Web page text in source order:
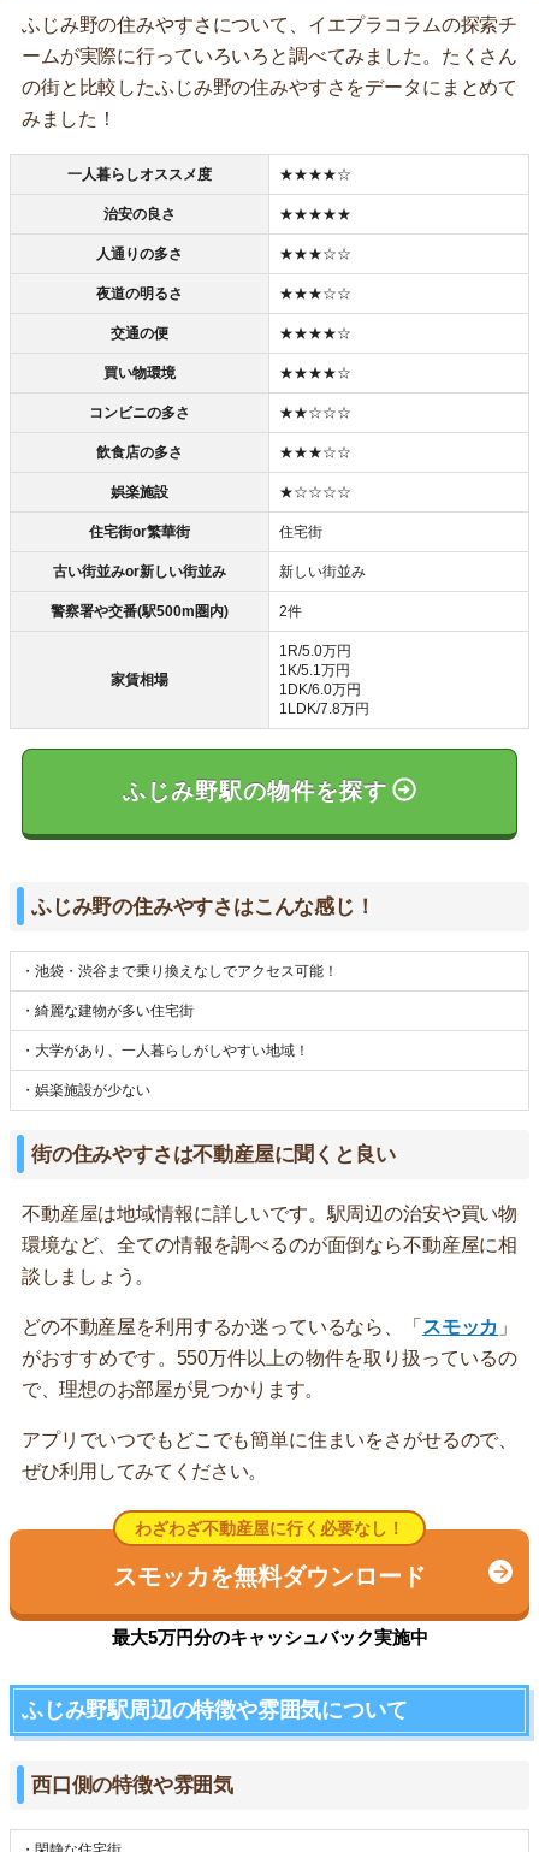
ふじみ野の住みやすさについて、イエプラコラムの探索チ
ームが実際に行っていろいろと調べてみました。たくさん
の街と比較したふじみ野の住みやすさをデータにまとめて
みました！
一人暮らしオススメ度 ★★★★☆
治安の良さ ★★★★★
人通りの多さ ★★★☆☆
夜道の明るさ ★★★☆☆
交通の便 ★★★★☆
買い物環境 ★★★★☆
コンビニの多さ ★★☆☆☆
飲食店の多さ ★★★☆☆
娯楽施設 ★☆☆☆☆
住宅街or繁華街 住宅街
古い街並みor新しい街並み 新しい街並み
警察署や交番(駅500m圏内) 2件
家賃相場
1R/5.0万円
1K/5.1万円
1DK/6.0万円
1LDK/7.8万円
ふじみ野駅の物件を探す
ふじみ野の住みやすさはこんな感じ！
・池袋・渋谷まで乗り換えなしでアクセス可能！
・綺麗な建物が多い住宅街
・大学があり、一人暮らしがしやすい地域！
・娯楽施設が少ない
街の住みやすさは不動産屋に聞くと良い
不動産屋は地域情報に詳しいです。駅周辺の治安や買い物
環境など、全ての情報を調べるのが面倒なら不動産屋に相
談しましょう。
どの不動産屋を利用するか迷っているなら、「 スモッカ 」
がおすすめです。550万件以上の物件を取り扱っているの
で、理想のお部屋が見つかります。
アプリでいつでもどこでも簡単に住まいをさがせるので、
ぜひ利用してみてください。
わざわざ不動産屋に行く必要なし！
スモッカを無料ダウンロード
最大5万円分のキャッシュバック実施中
ふじみ野駅周辺の特徴や雰囲気について
西口側の特徴や雰囲気